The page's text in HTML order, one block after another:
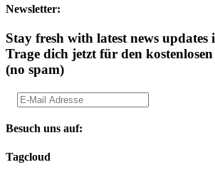
Newsletter:
Stay fresh with latest news
Trage dich jetzt für den
(no spam)
Besuch uns auf:
Tagcloud